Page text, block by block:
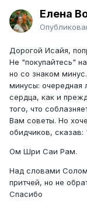
Елена
Дорогой Исайя,
Не "покупайтесь"
но со знаком
минусы: очередная
сердца, как и
того, что
Вам советы. Но
обидчиков,
Ом Шри Саи Рам.
Над словами
притчей, но не
Спасибо